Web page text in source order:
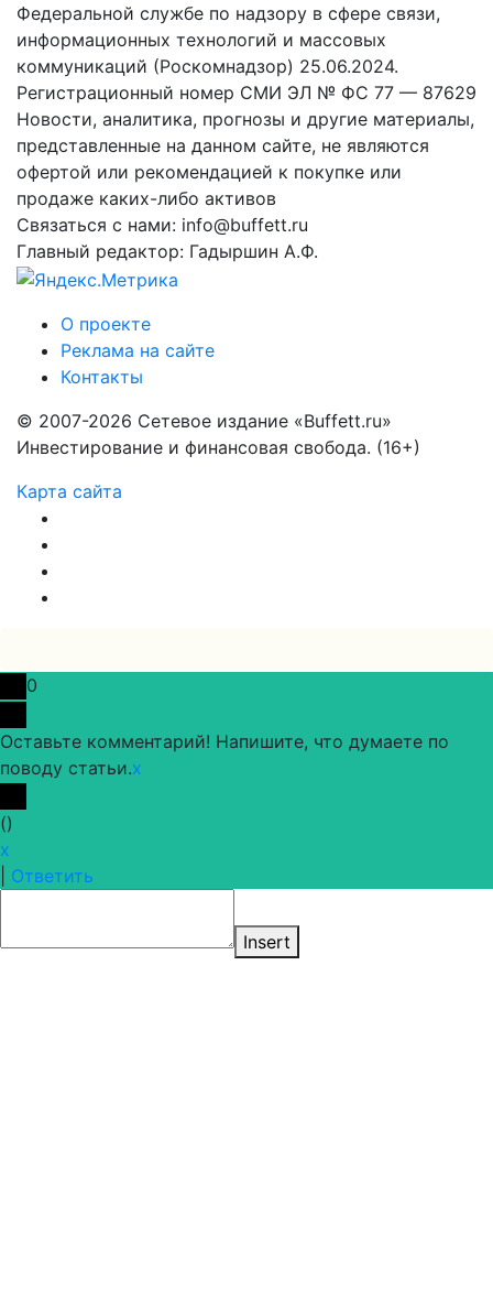
Федеральной службе по надзору в сфере связи,
информационных технологий и массовых
коммуникаций (Роскомнадзор) 25.06.2024.
Регистрационный номер СМИ ЭЛ № ФС 77 — 87629
Новости, аналитика, прогнозы и другие материалы,
представленные на данном сайте, не являются
офертой или рекомендацией к покупке или
продаже каких-либо активов
Связаться с нами: info@buffett.ru
Главный редактор: Гадыршин А.Ф.
О проекте
Реклама на сайте
Контакты
© 2007-2026 Сетевое издание «Buffett.ru»
Инвестирование и финансовая свобода. (16+)
Карта сайта
0
Оставьте комментарий! Напишите, что думаете по
поводу статьи.x
()
x
Ответить
Insert